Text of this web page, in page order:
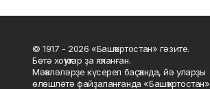
© 1917 - 2026 «Башҡортостан» гәзите.
Бөтә хоҡуҡтар ҙа яҡланған.
Мәҡәләләрҙе күсереп баҫҡанда, йә уларҙы
өлөшләтә файҙаланғанда «Башҡортостан»